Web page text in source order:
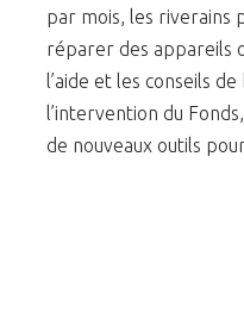
par mois, les riverains
réparer des appareils
l’aide et les conseils
l’intervention du
de nouveaux outils